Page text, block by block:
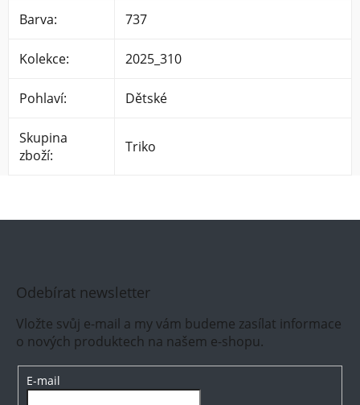
Barva: 737
Kolekce: 2025_310
Pohlaví: Dětské
Skupina
zboží: Triko
Odebírat newsletter
Vložte svůj e-mail a my vám budeme zasílat informace
o nových produktech na našem e-shopu.
E-mail